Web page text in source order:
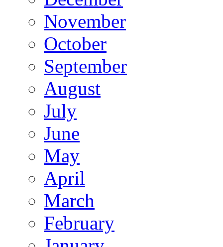
November
October
September
August
July
June
May
April
March
February